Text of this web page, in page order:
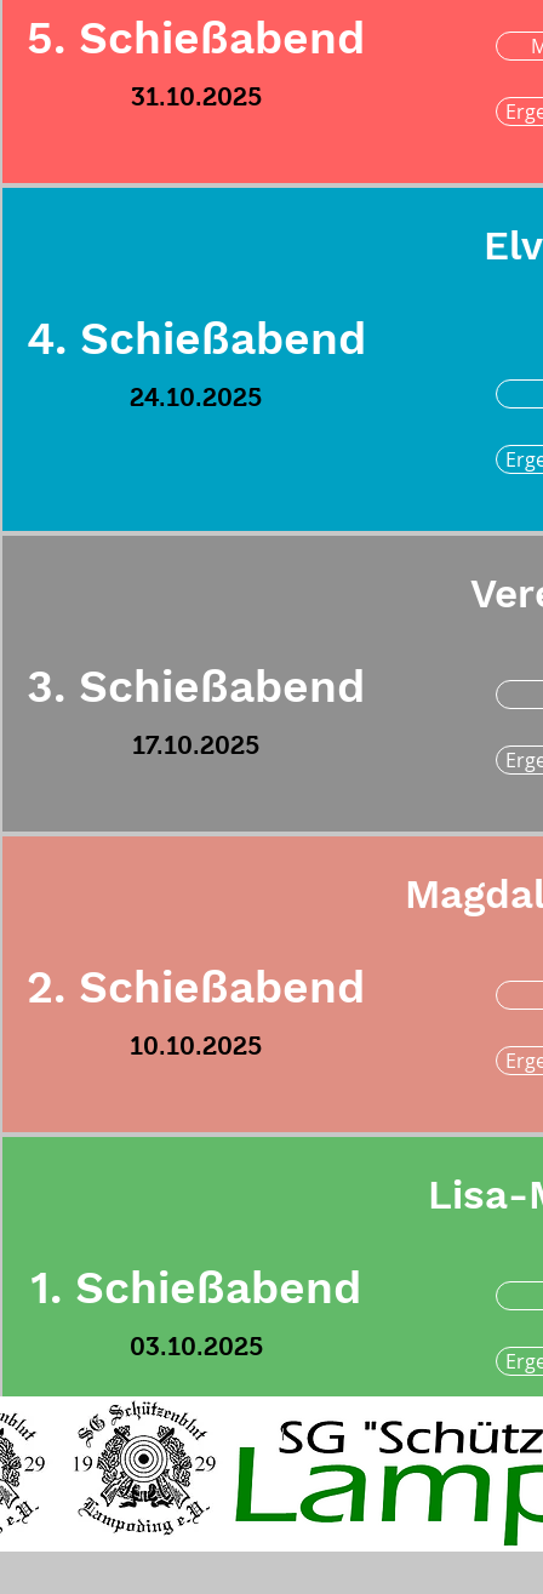
5. Schießabend
31.10.2025
4. Schießabend
24.10.2025
3. Schießabend
17.10.2025
2. Schießabend
10.10.2025
1. Schießabend
03.10.2025
Lisa-